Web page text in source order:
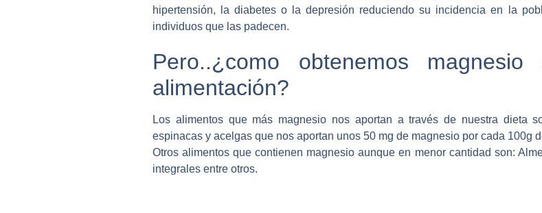
hipertensión, la diabetes o la depresión reduciendo su incidencia en la
individuos que las padecen.
Pero..¿como obtenemos
alimentación?
Los alimentos que más magnesio nos aportan a través de nuestra dieta
espinacas y acelgas que nos aportan unos 50 mg de magnesio por cada 100g
Otros alimentos que contienen magnesio aunque en menor cantidad son:
integrales entre otros.